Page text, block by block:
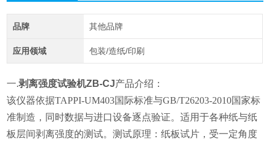
品牌 其他品牌
应用领域 包装/造纸/印刷
一.剥离强度试验机ZB-CJ产品介绍：
该仪器依据TAPPI-UM403国际标准与GB/T26203-2010国家标
准制造， 同时数据与进口设备逐点验证。适用于各种纸与纸
板层间剥离强度的测试。测试原理：纸板试片，受一定角度